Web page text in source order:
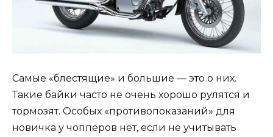
Самые «блестящие» и большие — это о них.
Такие байки часто не очень хорошо рулятся и
тормозят. Особых «противопоказаний» для
новичка у чопперов нет, если не учитывать